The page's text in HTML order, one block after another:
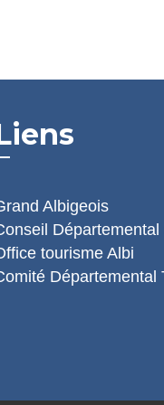
Albigeois
Départemental
tourisme Albi
Départemental